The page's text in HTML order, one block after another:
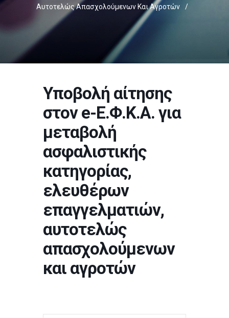
Αυτοτελώς Απασχολούμενων Και Αγροτών
/
Υποβολή αίτησης
στον e-Ε.Φ.Κ.Α. για
μεταβολή
ασφαλιστικής
κατηγορίας,
ελευθέρων
επαγγελματιών,
αυτοτελώς
απασχολούμενων
και αγροτών